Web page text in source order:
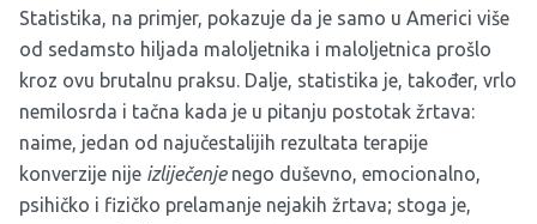
Statistika, na primjer, pokazuje da je samo u Americi više
od sedamsto hiljada maloljetnika i maloljetnica prošlo
kroz ovu brutalnu praksu. Dalje, statistika je, također, vrlo
nemilosrda i tačna kada je u pitanju postotak žrtava:
naime, jedan od najučestalijih rezultata terapije
konverzije nije izliječenjenego duševno, emocionalno,
psihičko i fizičko prelamanje nejakih žrtava; stoga je,